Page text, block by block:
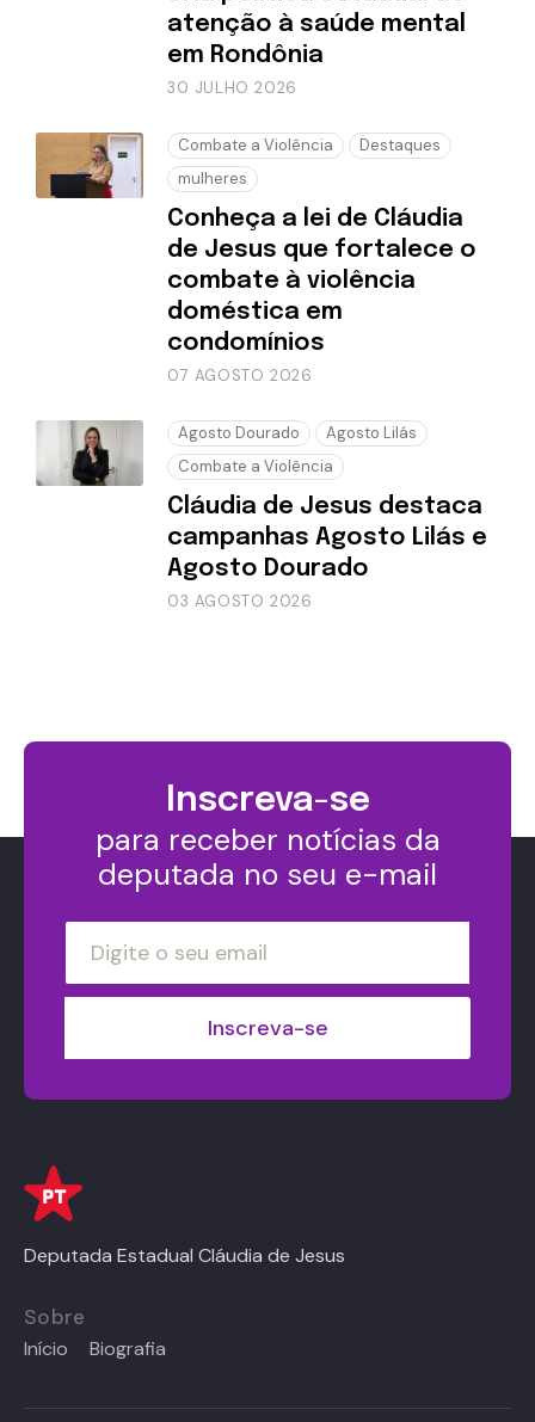
atenção à saúde mental
em Rondônia
30 JULHO 2026
Combate a Violência
Destaques
mulheres
Conheça a lei de Cláudia
de Jesus que fortalece o
combate à violência
doméstica em
condomínios
07 AGOSTO 2026
Agosto Dourado
Agosto Lilás
Combate a Violência
Cláudia de Jesus destaca
campanhas Agosto Lilás e
Agosto Dourado
03 AGOSTO 2026
Inscreva-se
para receber notícias da
deputada no seu e-mail
Deputada Estadual Cláudia de Jesus
Sobre
Início Biografia